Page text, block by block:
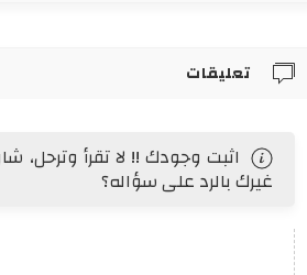
تعليقات
اثبت وجودك !! لا تقرأ وترحل،
غيرك بالرد على سؤاله؟